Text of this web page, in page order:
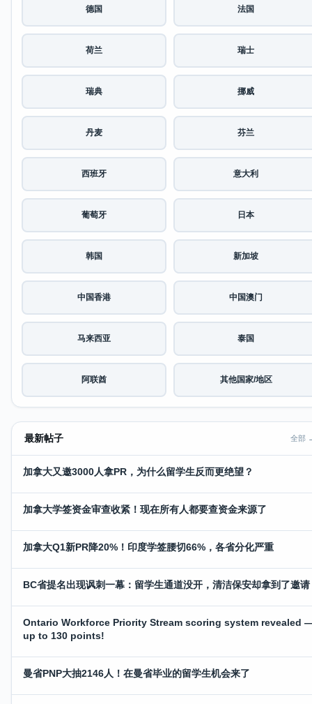
德国 法国
荷兰 瑞士
瑞典 挪威
丹麦 芬兰
西班牙 意大利
葡萄牙 日本
韩国 新加坡
中国香港 中国澳门
马来西亚 泰国
阿联酋 其他国家/地区
最新帖子 全部
加拿大又邀3000人拿PR，为什么留学生反而更绝望？
加拿大学签资金审查收紧！现在所有人都要查资金来源了
加拿大Q1新PR降20%！印度学签腰切66%，各省分化严重
BC省提名出现讽刺一幕：留学生通道没开，清洁保安却拿到了邀请
Ontario Workforce Priority Stream scoring system revealed
up to 130 points!
曼省PNP大抽2146人！在曼省毕业的留学生机会来了